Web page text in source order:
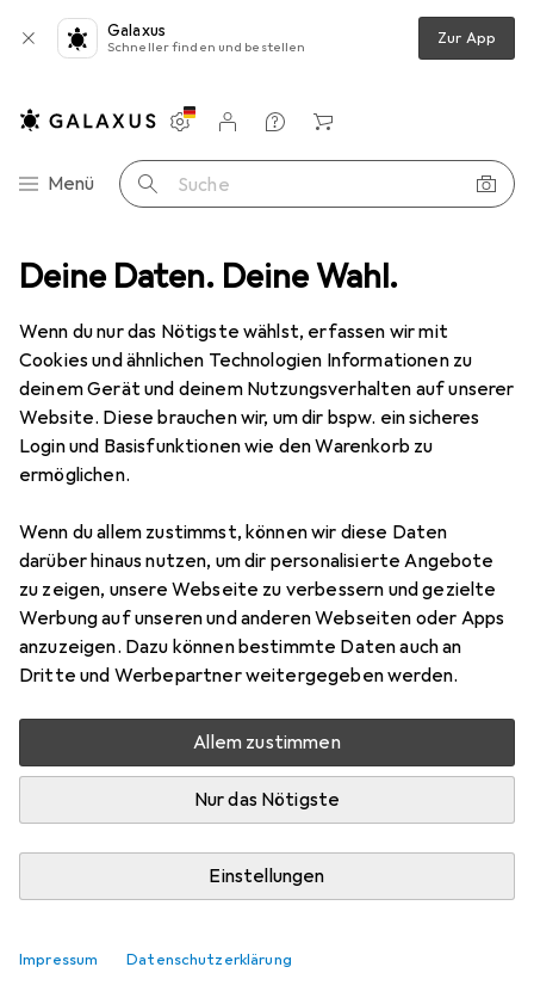
Deine Daten. Deine Wahl.
Wenn du nur das Nötigste wählst, erfassen wir mit
Cookies und ähnlichen Technologien Informationen zu
deinem Gerät und deinem Nutzungsverhalten auf unserer
Website. Diese brauchen wir, um dir bspw. ein sicheres
Login und Basisfunktionen wie den Warenkorb zu
ermöglichen.
Wenn du allem zustimmst, können wir diese Daten
darüber hinaus nutzen, um dir personalisierte Angebote
zu zeigen, unsere Webseite zu verbessern und gezielte
Werbung auf unseren und anderen Webseiten oder Apps
anzuzeigen. Dazu können bestimmte Daten auch an
Dritte und Werbepartner weitergegeben werden.
Allem zustimmen
Nur das Nötigste
Einstellungen
Impressum Datenschutzerklärung
Galaxus
Schneller finden und bestellen Zur App
Navigation nach Kategorien
Menü Suche
Einstellungen
Kundenkonto
Vergleichslisten
Merklisten
Warenkorb
Wearables Uhrenarmband Suunto Urban 1 Silikon Armband
SuuntoUrban 1 Silikon Armband
20 mm, Silikon
Mehr von Suunto
Aktuell nicht lieferbar
Benachrichtigen, wenn lieferbar
Vergleichen Merken
Kostenloser Versand ab 30,– i
Ähnliche Produkte mit besserer